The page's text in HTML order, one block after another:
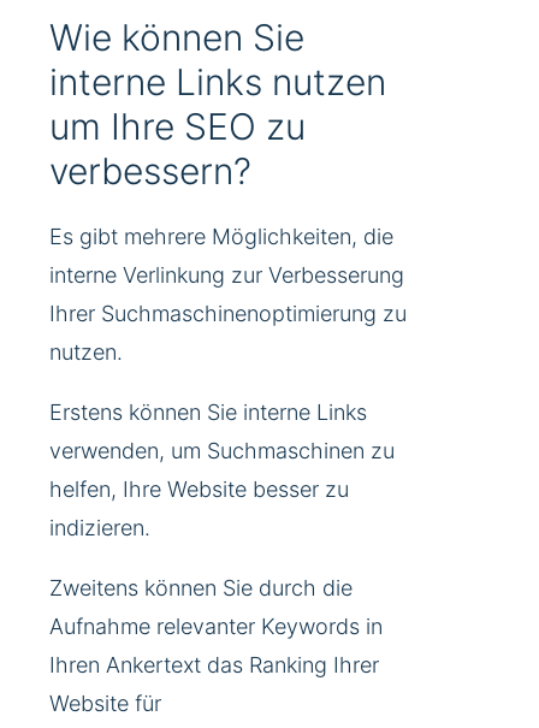
Wie können Sie
interne Links nutzen
um Ihre SEO zu
verbessern?
Es gibt mehrere Möglichkeiten, die
interne Verlinkung zur Verbesserung
Ihrer Suchmaschinenoptimierung zu
nutzen.
Erstens können Sie interne Links
verwenden, um Suchmaschinen zu
helfen, Ihre Website besser zu
indizieren.
Zweitens können Sie durch die
Aufnahme relevanter Keywords in
Ihren Ankertext das Ranking Ihrer
Website für